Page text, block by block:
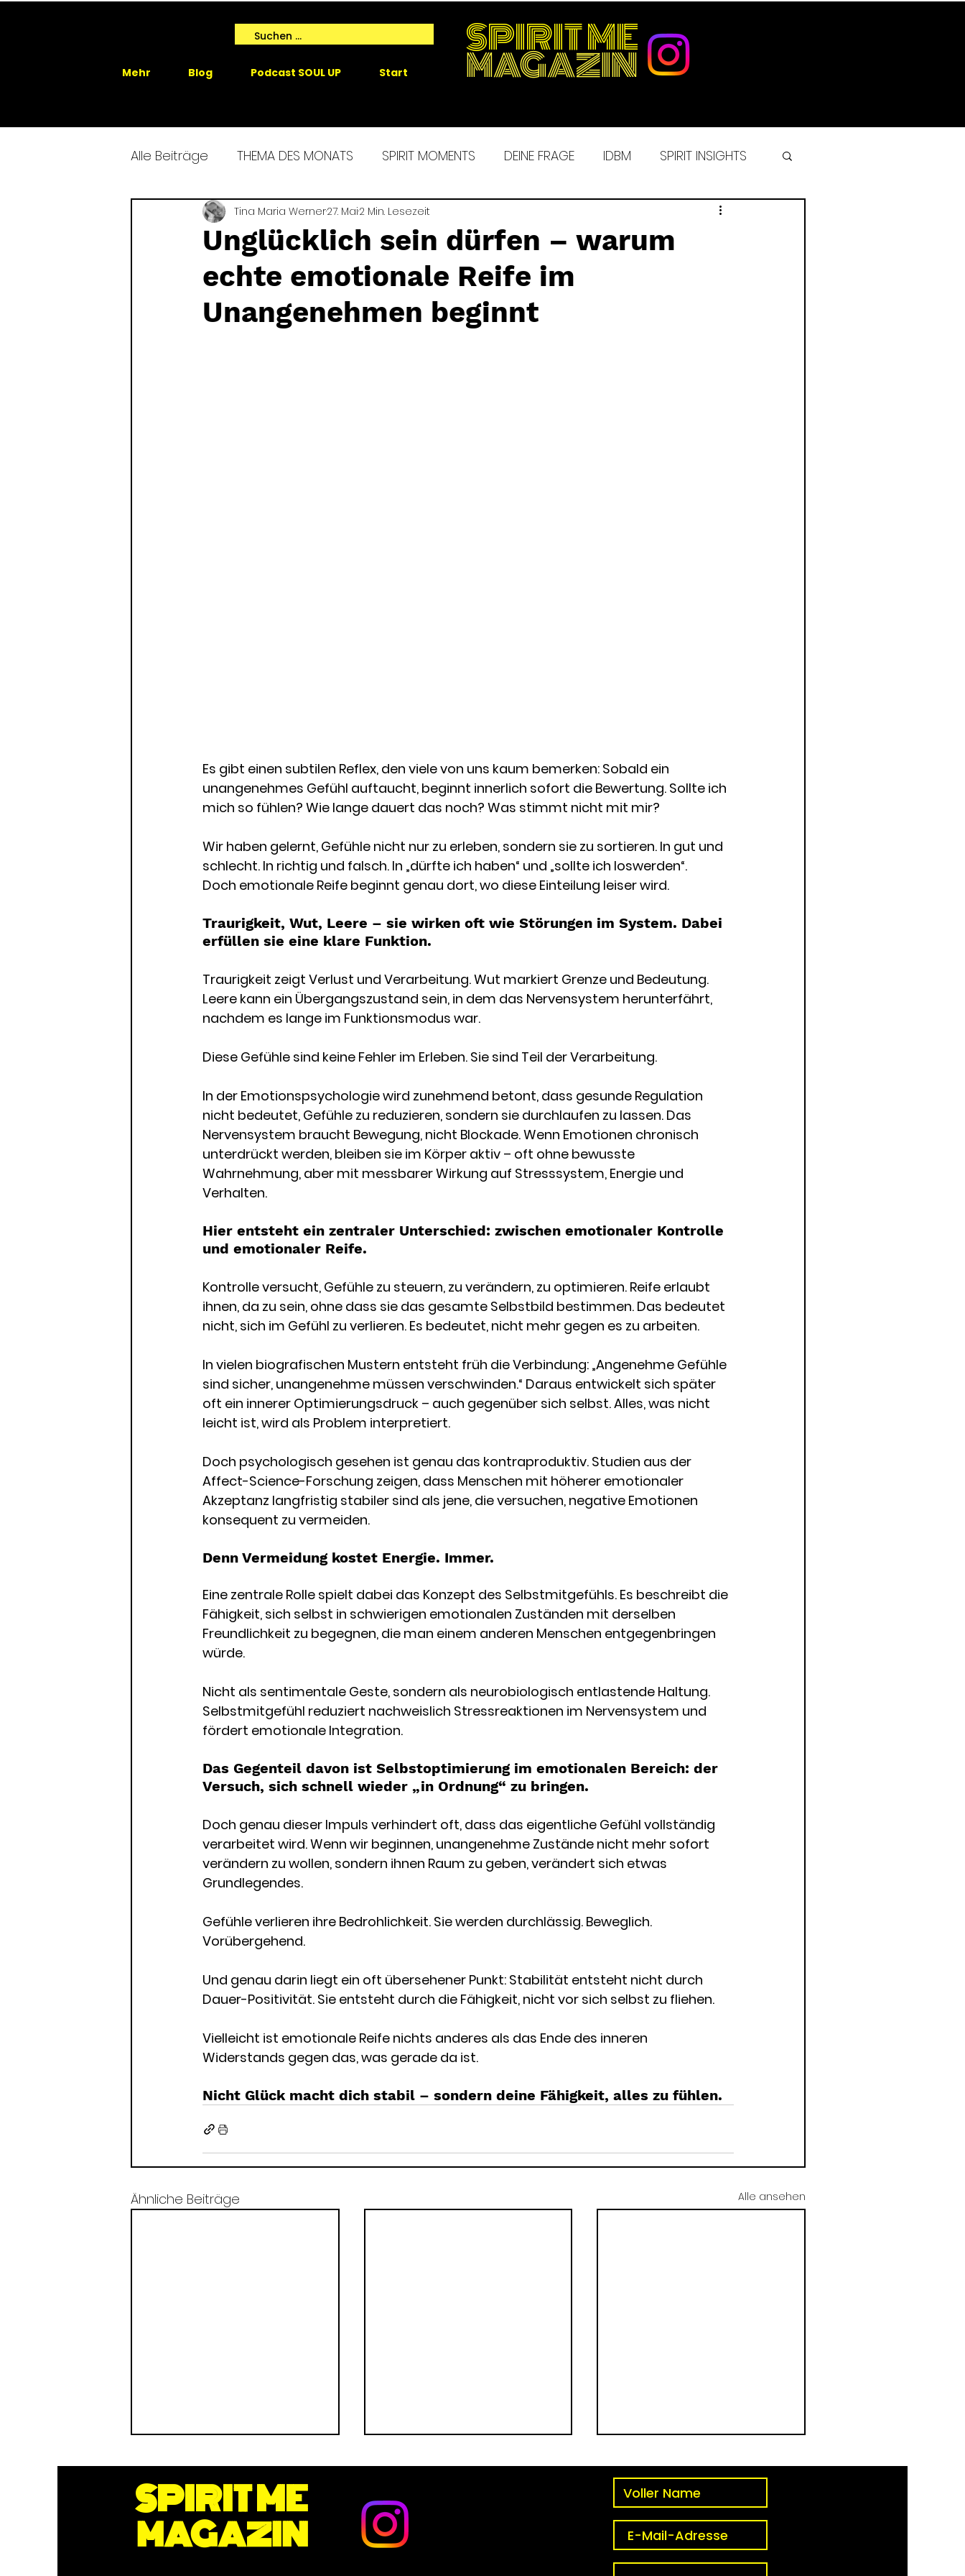
Start
Podcast SOUL UP
Blog
Mehr
SPIRIT ME
MAGAZIN
Alle Beiträge THEMA DES MONATS SPIRIT MOMENTS DEINE FRAGE IDBM SPIRIT INSIGHTS
SPIRIT ME EVENTS SPIRIT ME EXPERIENCE
GAIA SPRICHT
Unglücklich sein dürfen – warum
echte emotionale Reife im
Unangenehmen beginnt
Tina Maria Werner27. Mai2 Min. Lesezeit
Es gibt einen subtilen Reflex, den viele von uns kaum bemerken: Sobald ein
unangenehmes Gefühl auftaucht, beginnt innerlich sofort die Bewertung. Sollte ich
mich so fühlen? Wie lange dauert das noch? Was stimmt nicht mit mir?
Wir haben gelernt, Gefühle nicht nur zu erleben, sondern sie zu sortieren. In gut und
schlecht. In richtig und falsch. In „dürfte ich haben“ und „sollte ich loswerden“.
Doch emotionale Reife beginnt genau dort, wo diese Einteilung leiser wird.
Traurigkeit, Wut, Leere – sie wirken oft wie Störungen im System. Dabei
erfüllen sie eine klare Funktion.
Traurigkeit zeigt Verlust und Verarbeitung. Wut markiert Grenze und Bedeutung.
Leere kann ein Übergangszustand sein, in dem das Nervensystem herunterfährt,
nachdem es lange im Funktionsmodus war.
Diese Gefühle sind keine Fehler im Erleben. Sie sind Teil der Verarbeitung.
In der Emotionspsychologie wird zunehmend betont, dass gesunde Regulation
nicht bedeutet, Gefühle zu reduzieren, sondern sie durchlaufen zu lassen. Das
Nervensystem braucht Bewegung, nicht Blockade. Wenn Emotionen chronisch
unterdrückt werden, bleiben sie im Körper aktiv – oft ohne bewusste
Wahrnehmung, aber mit messbarer Wirkung auf Stresssystem, Energie und
Verhalten.
Hier entsteht ein zentraler Unterschied: zwischen emotionaler Kontrolle
und emotionaler Reife.
Kontrolle versucht, Gefühle zu steuern, zu verändern, zu optimieren. Reife erlaubt
ihnen, da zu sein, ohne dass sie das gesamte Selbstbild bestimmen. Das bedeutet
nicht, sich im Gefühl zu verlieren. Es bedeutet, nicht mehr gegen es zu arbeiten.
In vielen biografischen Mustern entsteht früh die Verbindung: „Angenehme Gefühle
sind sicher, unangenehme müssen verschwinden.“ Daraus entwickelt sich später
oft ein innerer Optimierungsdruck – auch gegenüber sich selbst. Alles, was nicht
leicht ist, wird als Problem interpretiert.
Doch psychologisch gesehen ist genau das kontraproduktiv. Studien aus der
Affect-Science-Forschung zeigen, dass Menschen mit höherer emotionaler
Akzeptanz langfristig stabiler sind als jene, die versuchen, negative Emotionen
konsequent zu vermeiden.
Denn Vermeidung kostet Energie. Immer.
Eine zentrale Rolle spielt dabei das Konzept des Selbstmitgefühls. Es beschreibt die
Fähigkeit, sich selbst in schwierigen emotionalen Zuständen mit derselben
Freundlichkeit zu begegnen, die man einem anderen Menschen entgegenbringen
würde.
Nicht als sentimentale Geste, sondern als neurobiologisch entlastende Haltung.
Selbstmitgefühl reduziert nachweislich Stressreaktionen im Nervensystem und
fördert emotionale Integration.
Das Gegenteil davon ist Selbstoptimierung im emotionalen Bereich: der
Versuch, sich schnell wieder „in Ordnung“ zu bringen.
Doch genau dieser Impuls verhindert oft, dass das eigentliche Gefühl vollständig
verarbeitet wird. Wenn wir beginnen, unangenehme Zustände nicht mehr sofort
verändern zu wollen, sondern ihnen Raum zu geben, verändert sich etwas
Grundlegendes.
Gefühle verlieren ihre Bedrohlichkeit. Sie werden durchlässig. Beweglich.
Vorübergehend.
Und genau darin liegt ein oft übersehener Punkt: Stabilität entsteht nicht durch
Dauer-Positivität. Sie entsteht durch die Fähigkeit, nicht vor sich selbst zu fliehen.
Vielleicht ist emotionale Reife nichts anderes als das Ende des inneren
Widerstands gegen das, was gerade da ist.
Nicht Glück macht dich stabil – sondern deine Fähigkeit, alles zu fühlen.
Ähnliche Beiträge Alle ansehen
SPIRIT ME
MAGAZIN